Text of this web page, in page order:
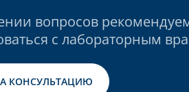
вопросов
с лабораторным
КОНСУЛЬТАЦИЮ